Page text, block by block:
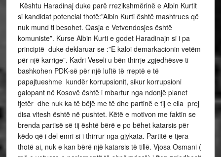
Kështu Haradinaj duke parë rrezikshmërinë e Albin Kurtit
si kandidat potencial thotë:”Albin Kurti është mashtrues që
nuk mund ti besohet. Qasja e Vetvendosjes është
komuniste”. Kurse Albin Kurti e godet Haradinajn si i pa
principtë duke deklaruar se :”E kaloi demarkacionin vetëm
për një karrige”. Kadri Veseli u bën thirrje zgjedhësve ti
bashkohen PDK-së për një luftë të rreptë e të
papajtueshme kundër korrupsionit, sikur korrupsioni
galopant në Kosovë është i mbartur nga ndonjë planet
tjetër dhe nuk ka të bëjë me të dhe partinë e tij e cila prej
disa vitesh është në pushtet. Këtë e motivon me faktin se
brenda partisë së tij është bërë e po bëhet katarsis për
këdo që i del emri si i thirrur nga gjykata. Partitë e tjera
thotë ai, nuk e kan bërë një katarsis të tillë. Vjosa Osmani (